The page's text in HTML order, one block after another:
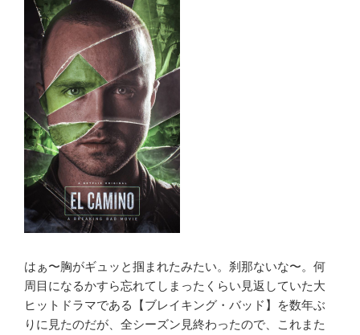
はぁ〜胸がギュッと掴まれたみたい。刹那ないな〜。何
周目になるかすら忘れてしまったくらい見返していた大
ヒットドラマである【ブレイキング・バッド】を数年ぶ
りに見たのだが、全シーズン見終わったので、これまた